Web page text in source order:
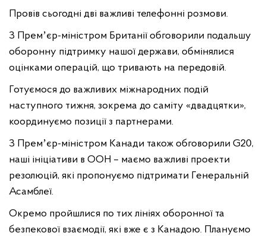
Провів сьогодні дві важливі телефонні розмови.
З Премʼєр-міністром Британії обговорили подальшу
оборонну підтримку нашої держави, обмінялися
оцінками операцій, що тривають на передовій.
Готуємося до важливих міжнародних подій
наступного тижня, зокрема до саміту «двадцятки»,
координуємо позиції з партнерами.
З Премʼєр-міністром Канади також обговорили G20,
наші ініціативи в ООН – маємо важливі проекти
резолюцій, які пропонуємо підтримати Генеральній
Асамблеї.
Окремо пройшлися по тих лініях оборонної та
безпекової взаємодії, які вже є з Канадою. Плануємо